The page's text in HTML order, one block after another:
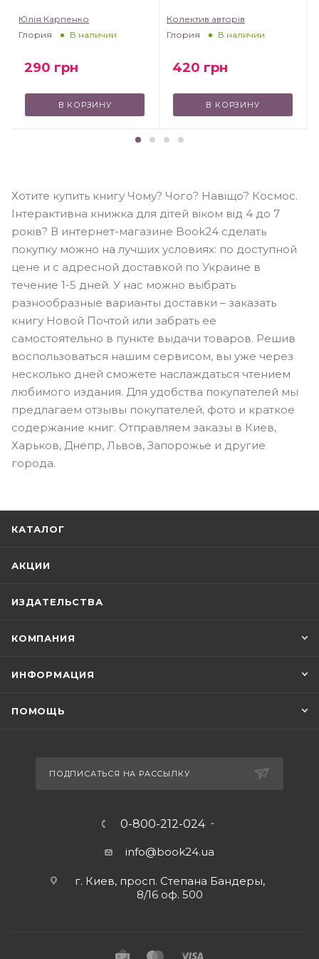
Юлія Карпенко
Глория
В наличии
290 грн
В КОРЗИНУ
Колектив авторів
Глория
В наличии
420 грн
В КОРЗИНУ
Хотите купить книгу Чому? Чого? Навіщо? Космос.
Інтерактивна книжка для дітей віком від 4 до 7
років? В интернет-магазине Book24 сделать
покупку можно на лучших условиях: по доступной
цене и с адресной доставкой по Украине в
течение 1-5 дней. У нас можно выбрать
разнообразные варианты доставки – заказать
книгу Новой Почтой или забрать ее
самостоятельно в пункте выдачи товаров. Решив
воспользоваться нашим сервисом, вы уже через
несколько дней сможете наслаждаться чтением
любимого издания. Для удобства покупателей мы
предлагаем отзывы покупателей, фото и краткое
содержание книг. Отправляем заказы в Киев,
Харьков, Днепр, Львов, Запорожье и другие
города.
КАТАЛОГ
АКЦИИ
ИЗДАТЕЛЬСТВА
КОМПАНИЯ
ИНФОРМАЦИЯ
ПОМОЩЬ
ПОДПИСАТЬСЯ НА РАССЫЛКУ
0-800-212-024
info@book24.ua
г. Киев, просп. Степана Бандеры,
8/16 оф. 500